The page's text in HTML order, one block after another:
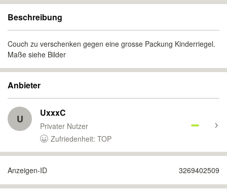
Beschreibung
Couch zu verschenken gegen eine grosse Packung Kinderriegel.
Maße siehe Bilder
Anbieter
U UxxxC
Privater Nutzer
Zufriedenheit: TOP
Anzeigen-ID 3269402509